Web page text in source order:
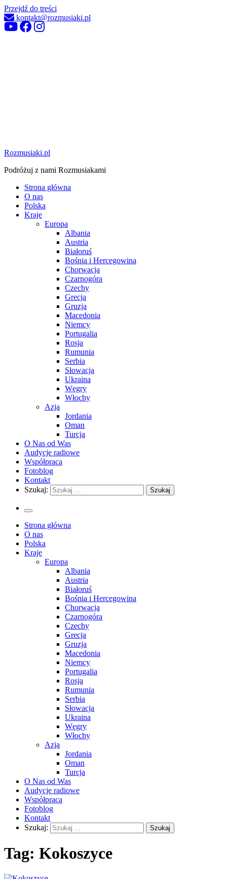
Przejdź do treści
kontakt@rozmusiaki.pl
Rozmusiaki.pl
Podróżuj z nami Rozmusiakami
Strona główna
O nas
Polska
Kraje
Europa
Albania
Austria
Białoruś
Bośnia i Hercegowina
Chorwacja
Czarnogóra
Czechy
Grecja
Gruzja
Macedonia
Niemcy
Portugalia
Rosja
Rumunia
Serbia
Słowacja
Ukraina
Węgry
Włochy
Azja
Jordania
Oman
Turcja
O Nas od Was
Audycje radiowe
Współpraca
Fotoblog
Kontakt
Szukaj:
Strona główna
O nas
Polska
Kraje
Europa
Albania
Austria
Białoruś
Bośnia i Hercegowina
Chorwacja
Czarnogóra
Czechy
Grecja
Gruzja
Macedonia
Niemcy
Portugalia
Rosja
Rumunia
Serbia
Słowacja
Ukraina
Węgry
Włochy
Azja
Jordania
Oman
Turcja
O Nas od Was
Audycje radiowe
Współpraca
Fotoblog
Kontakt
Szukaj:
Tag: Kokoszyce